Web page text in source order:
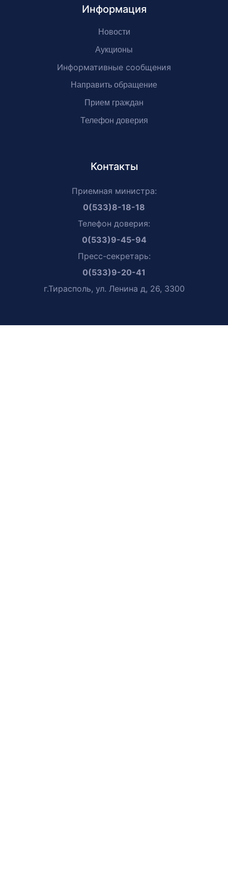
Информация
Новости
Аукционы
Информативные сообщения
Направить обращение
Прием граждан
Телефон доверия
Контакты
Приемная министра:
0(533)8-18-18
Телефон доверия:
0(533)9-45-94
Пресс-секретарь:
0(533)9-20-41
г.Тирасполь, ул. Ленина д, 26, 3300